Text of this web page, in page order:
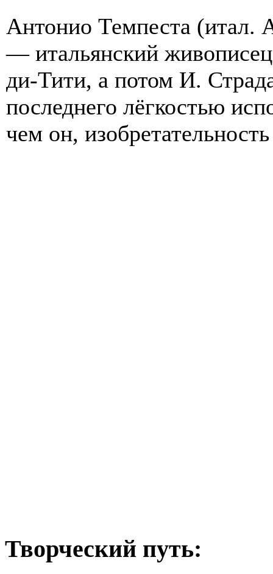
Антонио Темпеста (итал.
— итальянский
ди-Тити, а потом И.
последнего лёгкостью
чем он,
Творческий путь: